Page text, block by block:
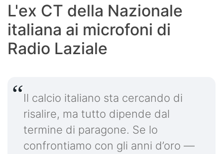
L'ex CT della Nazionale
italiana ai microfoni di
Radio Laziale
Il calcio italiano sta cercando di
risalire, ma tutto dipende dal
termine di paragone. Se lo
confrontiamo con gli anni d’oro —